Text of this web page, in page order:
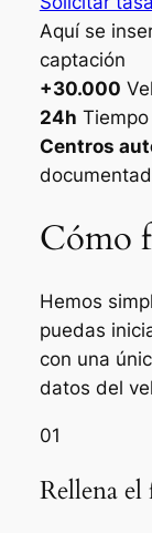
Aquí se
captación
+30.000
24h
Centros
Cómo
Hemos
puedas
con una
datos del
01
Rellena